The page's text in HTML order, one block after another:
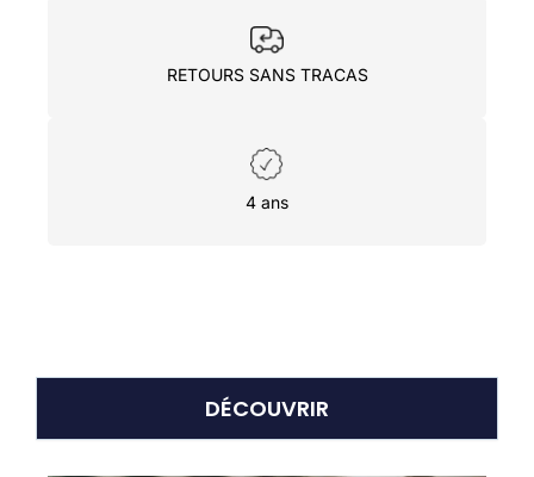
RETOURS SANS TRACAS
4 ans
DÉCOUVRIR